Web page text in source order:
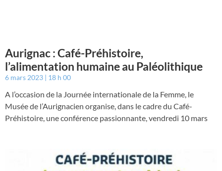
Aurignac : Café-Préhistoire,
l’alimentation humaine au Paléolithique
6 mars 2023 18 h 00
A l’occasion de la Journée internationale de la Femme, le
Musée de l’Aurignacien organise, dans le cadre du Café-
Préhistoire, une conférence passionnante, vendredi 10 mars